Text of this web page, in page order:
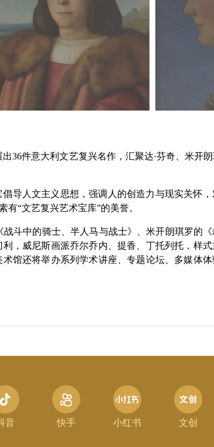
36件意大利文艺复兴名作，汇聚达·芬奇、米开
导人文主义思想，强调人的创造力与现实关怀
“文艺复兴艺术宝库”的美誉。
斗中的骑士、半人马与战士》、米开朗琪罗的
，威尼斯画派乔尔乔内、提香、丁托列托，样
馆还将举办系列学术讲座、专题论坛、多媒体
音 快手 小红书 文创